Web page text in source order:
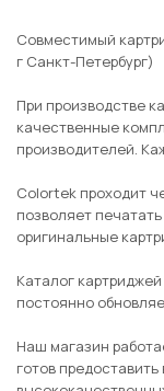
Совместимый
г Санкт-Петербург)
При производстве
качественные
производителей.
Colortek проходит
позволяет
оригинальные
Каталог
постоянно
Наш магазин
готов